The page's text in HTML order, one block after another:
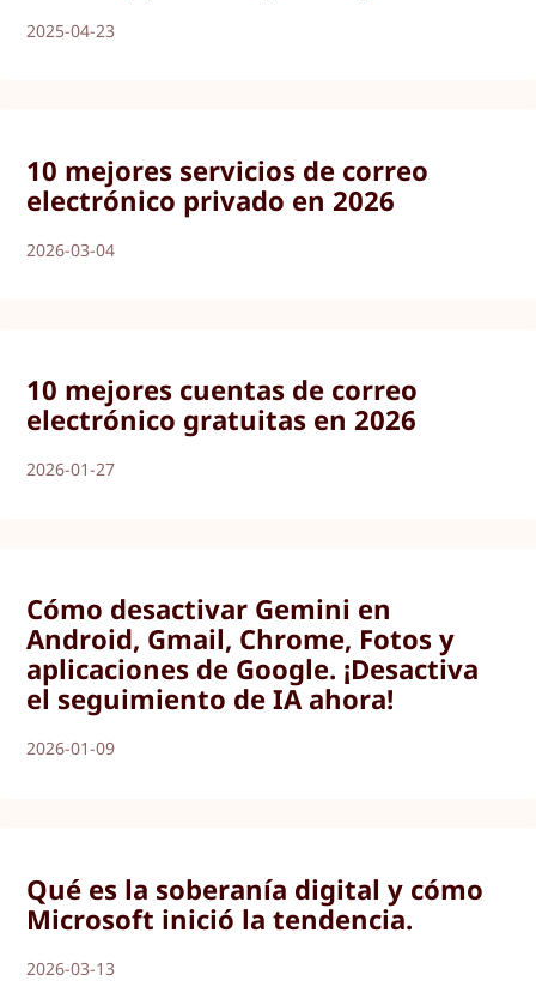
2025-04-23
10 mejores servicios de correo
electrónico privado en 2026
2026-03-04
10 mejores cuentas de correo
electrónico gratuitas en 2026
2026-01-27
Cómo desactivar Gemini en
Android, Gmail, Chrome, Fotos y
aplicaciones de Google. ¡Desactiva
el seguimiento de IA ahora!
2026-01-09
Qué es la soberanía digital y cómo
Microsoft inició la tendencia.
2026-03-13